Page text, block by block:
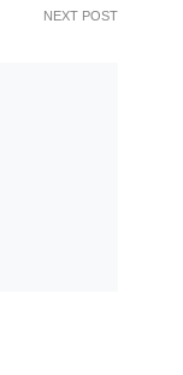
NEXT POST